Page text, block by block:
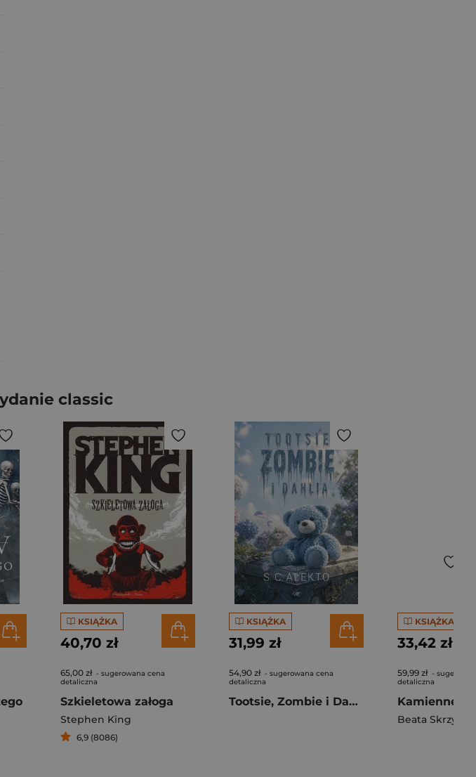
classic
KSIĄŻKA
40,70 zł
65,00 zł - sugerowana cena
detaliczna
Szkieletowa załoga
Stephen King
6,9 (8086)
KSIĄŻKA
31,99 zł
54,90 zł - sugerowana cena
detaliczna
Tootsie, Zombie i Dahlia
KSIĄŻKA
33,42 zł
59,99 zł -
detaliczna
Kamienne
Beata